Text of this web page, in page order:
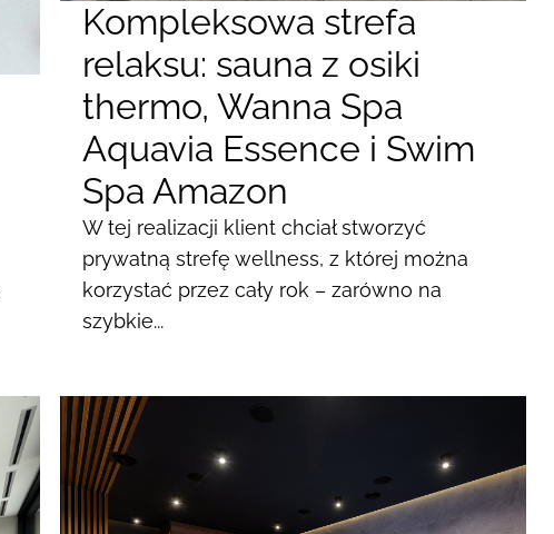
Kompleksowa strefa
relaksu: sauna z osiki
thermo, Wanna Spa
Aquavia Essence i Swim
Spa Amazon
W tej realizacji klient chciał stworzyć
prywatną strefę wellness, z której można
korzystać przez cały rok – zarówno na
szybkie...